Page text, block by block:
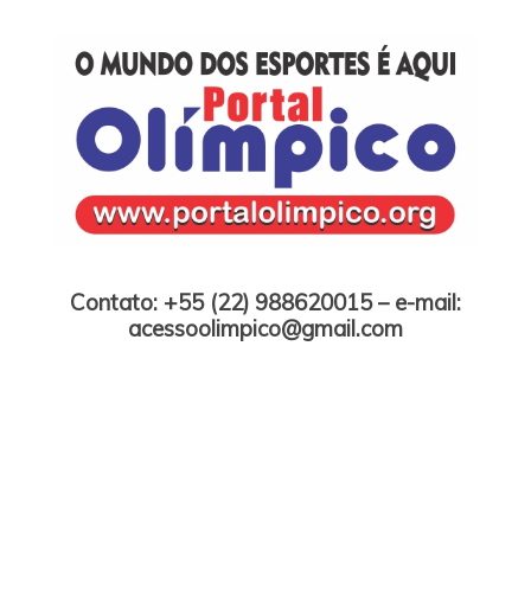
Contato: +55 (22) 988620015 – e-mail:
acessoolimpico@gmail.com